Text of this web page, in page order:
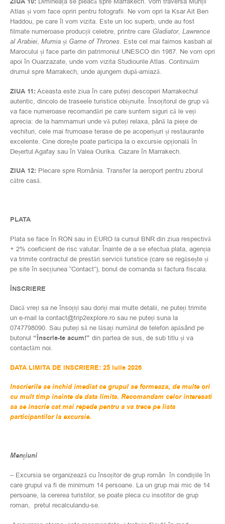
Atlas și vom face opriri pentru fotografii. Ne vom opri la Ksar Ait Ben
Haddou, pe care îl vom vizita. Este un loc superb, unde au fost
filmate numeroase producții celebre, printre care Gladiator, Lawrence
al Arabiei, Mumia și Game of Thrones. Este cel mai faimos kasbah al
Marocului și face parte din patrimoniul UNESCO din 1987. Ne vom opri
apoi în Ouarzazate, unde vom vizita Studiourile Atlas. Continuăm
drumul spre Marrakech, unde ajungem după-amiază.
ZIUA 11: Aceasta este ziua în care puteți descoperi Marrakechul
autentic, dincolo de traseele turistice obișnuite. Însoțitorul de grup vă
va face numeroase recomandări pe care suntem siguri că le veți
aprecia: de la hammamuri unde vă puteți relaxa, până la piețe de
vechituri, cele mai frumoase terase de pe acoperișuri și restaurante
excelente. Cine dorește poate participa la o excursie opțională în
Deșertul Agafay sau în Valea Ourika. Cazare în Marrakech.
ZIUA 12: Plecare spre România. Transfer la aeroport pentru zborul
către casă.
PLATA
Plata se face în RON sau in EURO la cursul BNR din ziua respectivă
+ 2% coeficient de risc valutar. Înainte de a se efectua plata, agenția
va trimite contractul de prestări servicii turistice (care se regăsește și
pe site în secțiunea “Contact”), bonul de comanda si factura fiscala.
ÎNSCRIERE
Dacă vreți sa ne însoțiți sau doriți mai multe detalii, ne puteți trimite
un e-mail la contact@trip2explore.ro sau ne puteți suna la
0747798090. Sau puteți să ne lăsați numărul de telefon apăsând pe
butonul “Înscrie-te acum!” din partea de sus, de sub titlu și va
contactăm noi.
DATA LIMITA DE INSCRIERE: 25 iulie 2026
Inscrierile se inchid imediat ce grupul se formeaza, de multe ori
cu mult timp inainte de data limita. Recomandam celor interesati
sa se inscrie cat mai repede pentru a va trece pe lista
participantilor la excursie.
Mențiuni
– Excursia se organizează cu însoțitor de grup român în condițiile în
care grupul va fi de minimum 14 persoane. La un grup mai mic de 14
persoane, la cererea turistilor, se poate pleca cu insotitor de grup
roman, pretul recalculandu-se.